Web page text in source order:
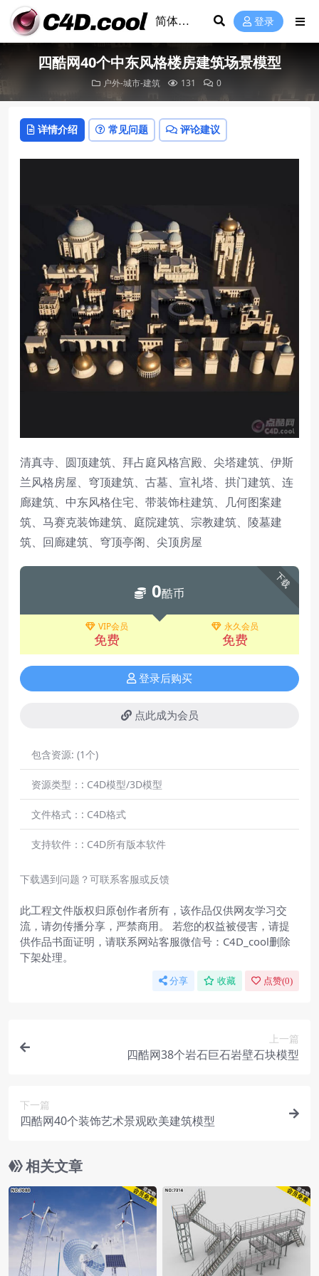
登录
四酷网40个中东风格楼房建筑场景模型
户外-城市-建筑 131 0
详情介绍 常见问题 评论建议
清真寺、圆顶建筑、拜占庭风格宫殿、尖塔建筑、伊斯
兰风格房屋、穹顶建筑、古墓、宣礼塔、拱门建筑、连
廊建筑、中东风格住宅、带装饰柱建筑、几何图案建
筑、马赛克装饰建筑、庭院建筑、宗教建筑、陵墓建
筑、回廊建筑、穹顶亭阁、尖顶房屋
下载
0酷币
VIP会员
免费
永久会员
免费
登录后购买
点此成为会员
包含资源: (1个)
资源类型：: C4D模型/3D模型
文件格式：: C4D格式
支持软件：: C4D所有版本软件
下载遇到问题？可联系客服或反馈
此工程文件版权归原创作者所有，该作品仅供网友学习交
流，请勿传播分享，严禁商用。 若您的权益被侵害，请提
供作品书面证明，请联系网站客服微信号：C4D_cool删除
下架处理。
分享 收藏 点赞(0)
上一篇
四酷网38个岩石巨石岩壁石块模型
下一篇
四酷网40个装饰艺术景观欧美建筑模型
相关文章